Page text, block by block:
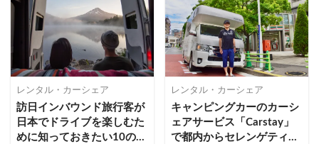
レンタル・カーシェア
訪日インバウンド旅行客が
日本でドライブを楽しむた
めに知っておきたい10のこ
レンタル・カーシェア
キャンピングカーのカーシ
ェアサービス「Carstay」
で都内からセレンゲティで